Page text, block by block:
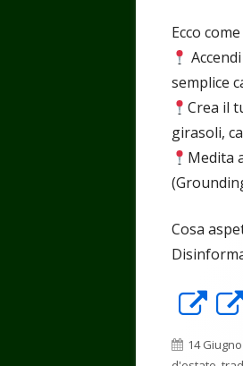
Ecco
semplice
Crea il
girasoli,
Medita
Cosa
in
Pubblicato
14